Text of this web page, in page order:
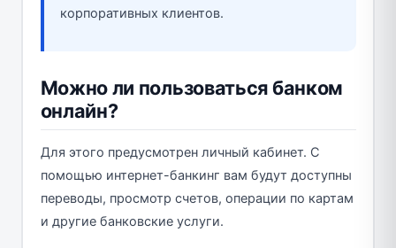
корпоративных клиентов.
Можно ли пользоваться банком
онлайн?
Для этого предусмотрен личный кабинет. С
помощью интернет-банкинг вам будут доступны
переводы, просмотр счетов, операции по картам
и другие банковские услуги.